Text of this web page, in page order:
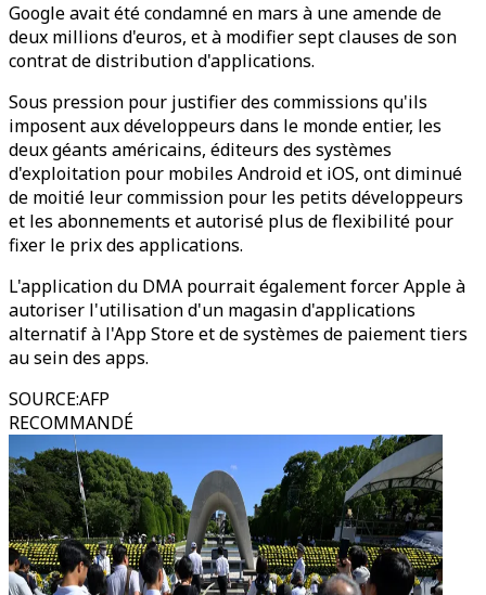
Google avait été condamné en mars à une amende de
deux millions d'euros, et à modifier sept clauses de son
contrat de distribution d'applications.
Sous pression pour justifier des commissions qu'ils
imposent aux développeurs dans le monde entier, les
deux géants américains, éditeurs des systèmes
d'exploitation pour mobiles Android et iOS, ont diminué
de moitié leur commission pour les petits développeurs
et les abonnements et autorisé plus de flexibilité pour
fixer le prix des applications.
L'application du DMA pourrait également forcer Apple à
autoriser l'utilisation d'un magasin d'applications
alternatif à l'App Store et de systèmes de paiement tiers
au sein des apps.
SOURCE:AFP
RECOMMANDÉ